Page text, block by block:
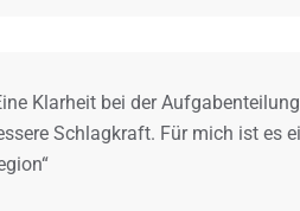
Klarheit bei der
Schlagkraft. Für mich ist es